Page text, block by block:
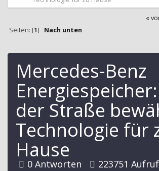
«
Seiten: [1] Nach unten
Mercedes-Benz
der Straße
Technologie für
Hause
0 Antworten 223751